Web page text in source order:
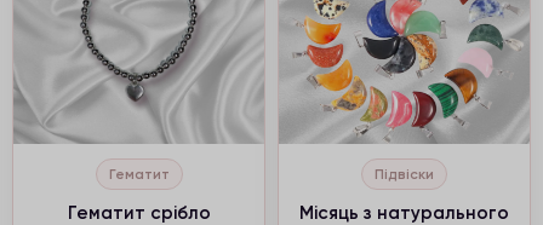
Гематит
Гематит срібло
Підвіски
Місяць з натурального